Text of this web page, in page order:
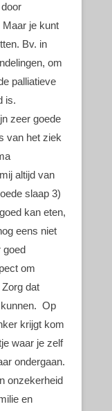
Maar je kunt
Bv. in
om
palliatieve
is.
zeer goede
van het ziek
altijd van
slaap 3)
kan eten,
eens niet
goed
om
dat
Op
krijgt kom
waar je zelf
ondergaan.
onzekerheid
en